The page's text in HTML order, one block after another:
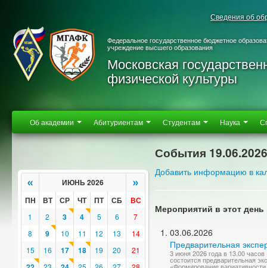
Сведения об
Федеральное государственное бюджетное
учреждение высшего образования
Московская
физической культуры
Об академии Абитуриентам Студентам Наука
« ИЮНЬ 2026 »
ПН ВТ СР ЧТ ПТ СБ ВС
1 2 3 4 5 6
7
8
9 10 11 12 13
14
15
16 17 18 19 20 21
События 19.06.2026
Добавить информацию в
Мероприятий в этот день
03.06.2026
Предварительная
3 июня 2026 года в 13.00
состоится предварительная